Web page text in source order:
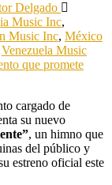
Delgado
Music Inc,
Music Inc, México
Venezuela Music
que promete
cargado de
su nuevo
, un himno que
del público y
estreno oficial este